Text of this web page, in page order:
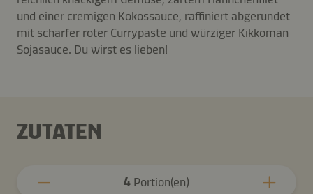
und einer cremigen Kokossauce, raffiniert abgerundet
mit scharfer roter Currypaste und würziger Kikkoman
Sojasauce. Du wirst es lieben!
ZUTATEN
4 Portion(en)